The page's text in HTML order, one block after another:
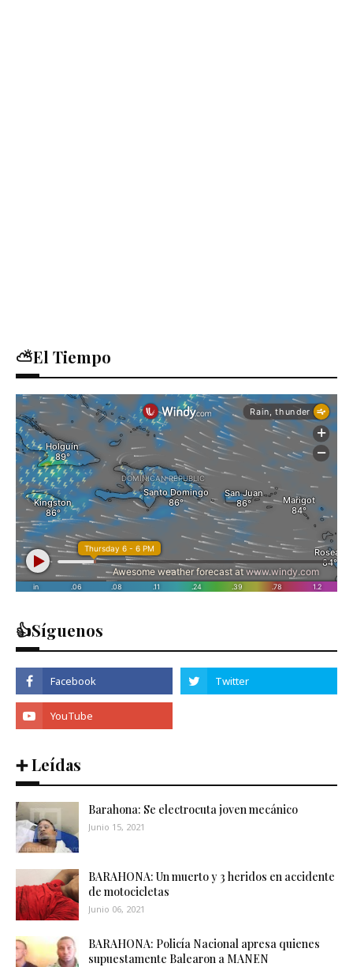
⛅El Tiempo
👍Síguenos
➕ Leídas
Barahona: Se electrocuta joven mecánico
Junio 15, 2021
BARAHONA: Un muerto y 3 heridos en accidente
de motocicletas
Junio 06, 2021
BARAHONA: Policía Nacional apresa quienes
supuestamente Balearon a MANEN